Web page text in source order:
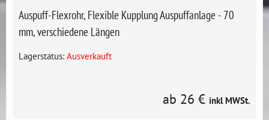
Auspuff-Flexrohr, Flexible Kupplung Auspuffanlage - 70
mm, verschiedene Längen
Lagerstatus: Ausverkauft
ab 26 € inkl MWSt.